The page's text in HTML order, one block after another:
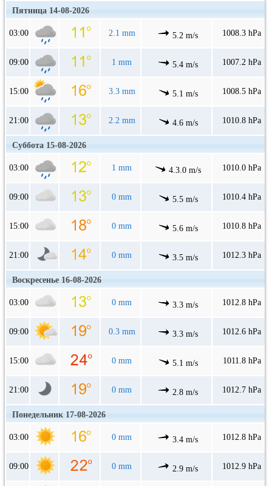
Пятница 14-08-2026
03:00 2.1 mm 5.2 m/s 1008.3 hPa
09:00 1 mm 5.4 m/s 1007.2 hPa
15:00 3.3 mm 5.1 m/s 1008.5 hPa
21:00 2.2 mm 4.6 m/s 1010.8 hPa
Суббота 15-08-2026
03:00 1 mm 4.3.0 m/s 1010.0 hPa
09:00 0 mm 5.5 m/s 1010.4 hPa
15:00 0 mm 5.6 m/s 1010.8 hPa
21:00 0 mm 3.5 m/s 1012.3 hPa
Воскресенье 16-08-2026
03:00 0 mm 3.3 m/s 1012.8 hPa
09:00 0.3 mm 3.3 m/s 1012.6 hPa
15:00 0 mm 5.1 m/s 1011.8 hPa
21:00 0 mm 2.8 m/s 1012.7 hPa
Понедельник 17-08-2026
03:00 0 mm 3.4 m/s 1012.8 hPa
09:00 0 mm 2.9 m/s 1012.9 hPa